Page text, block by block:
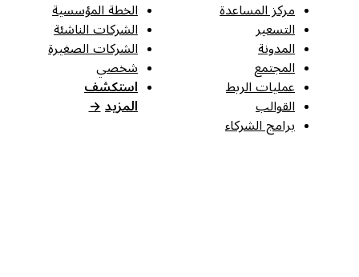
مركز المساعدة
التسعير
المدونة
المجتمع
عمليات الربط
القوالب
برامج الشركاء
الخطة المؤسسية
الشركات الناشئة
الشركات الصغيرة
شخصي
استكشف
المزيد →